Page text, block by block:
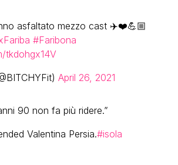
asfaltato mezzo cast ✈️❤️💪🏼
#Faribona
tkdohgx14V
April 26, 2021
90 non fa più ridere.”
Valentina Persia.#isola